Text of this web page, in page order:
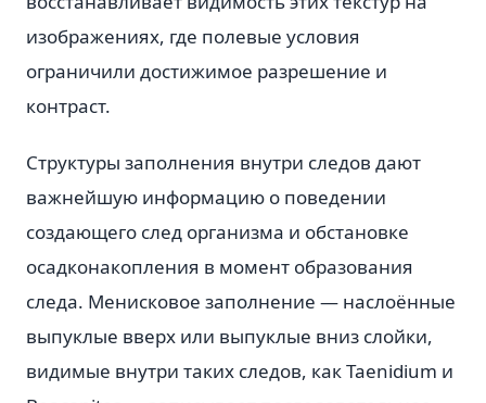
изображениях, где полевые условия
ограничили достижимое разрешение и
контраст.
Структуры заполнения внутри следов дают
важнейшую информацию о поведении
создающего след организма и обстановке
осадконакопления в момент образования
следа. Менисковое заполнение — наслоённые
выпуклые вверх или выпуклые вниз слойки,
видимые внутри таких следов, как Taenidium и